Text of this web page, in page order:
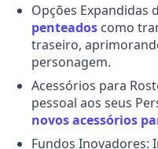
Opções Expandidas
penteados como
traseiro,
personagem.
Acessórios para
pessoal aos seus
novos acessórios
Fundos Inovadores: